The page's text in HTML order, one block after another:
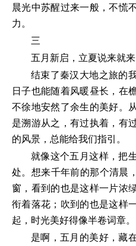
晨光中苏醒过来一般，不慌
力。
三
五月新启，立夏说来就来
结束了秦汉大地之旅的
日子也能随着风暖昼长，在
不徐地安然了余生的美好。
是溯游从之，有过执着，有
的风景，总能给我们指引。
就像这个五月这样，把
处。想来千年前的那个清晨
窗，看到的也是这样一片浓
衔着落花；吹到的也是这样
起，时光美好得像半卷词章。
是啊，五月的美好，藏